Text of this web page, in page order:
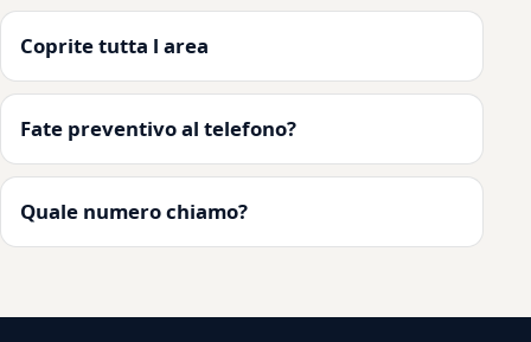
Coprite tutta l area
Fate preventivo al telefono?
Quale numero chiamo?